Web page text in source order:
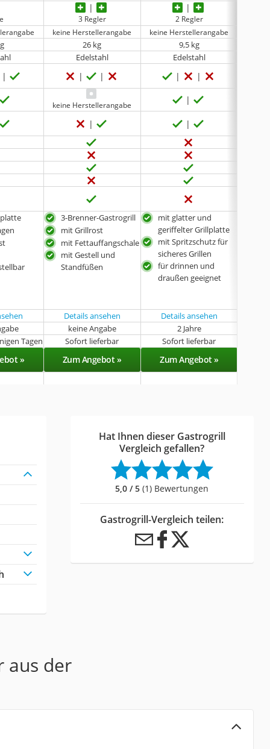
3 Regler 2 Regler
keine Herstellerangabe keine Herstellerangabe
26 kg
9,5 kg
Edelstahl
Edelstahl
keine Herstellerangabe
3-Brenner-Gastrogrill
mit Grillrost
mit Fettauffangschale
mit Gestell und
Standfüßen
mit glatter und
geriffelter Grillplatte
mit Spritzschutz für
sicheres Grillen
für drinnen und
draußen geeignet
Details ansehen Details ansehen
keine Angabe 2 Jahre
Tagen Sofort lieferbar Sofort lieferbar
» Zum Angebot » Zum Angebot »
Hat Ihnen dieser Gastrogrill
Vergleich gefallen?
5,0 / 5 (1) Bewertungen
Gastrogrill-Vergleich teilen:
aus der